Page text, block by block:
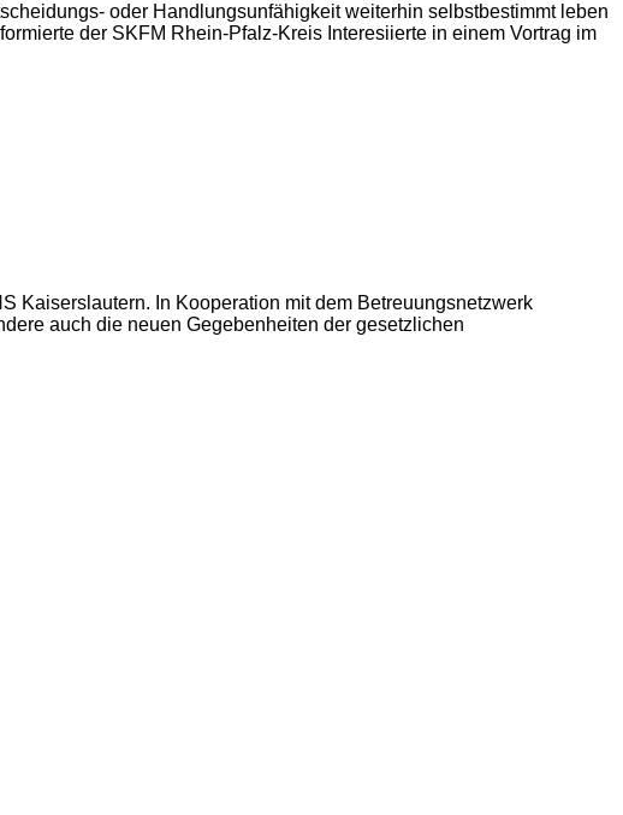
oder Handlungsunfähigkeit weiterhin selbstbestimmt leben
der SKFM Rhein-Pfalz-Kreis Interesiierte in einem Vortrag im
Kaiserslautern. In Kooperation mit dem Betreuungsnetzwerk
auch die neuen Gegebenheiten der gesetzlichen